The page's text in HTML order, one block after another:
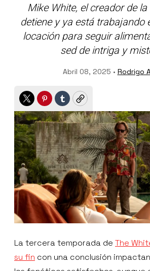
Mike White, el creador de
detiene y ya está trabajando
locación para seguir
sed de intriga y
Abril 08, 2025 • Rodrigo
TwitterPinterest
TumblrCopy
La tercera temporada de The
su fin con una conclusión